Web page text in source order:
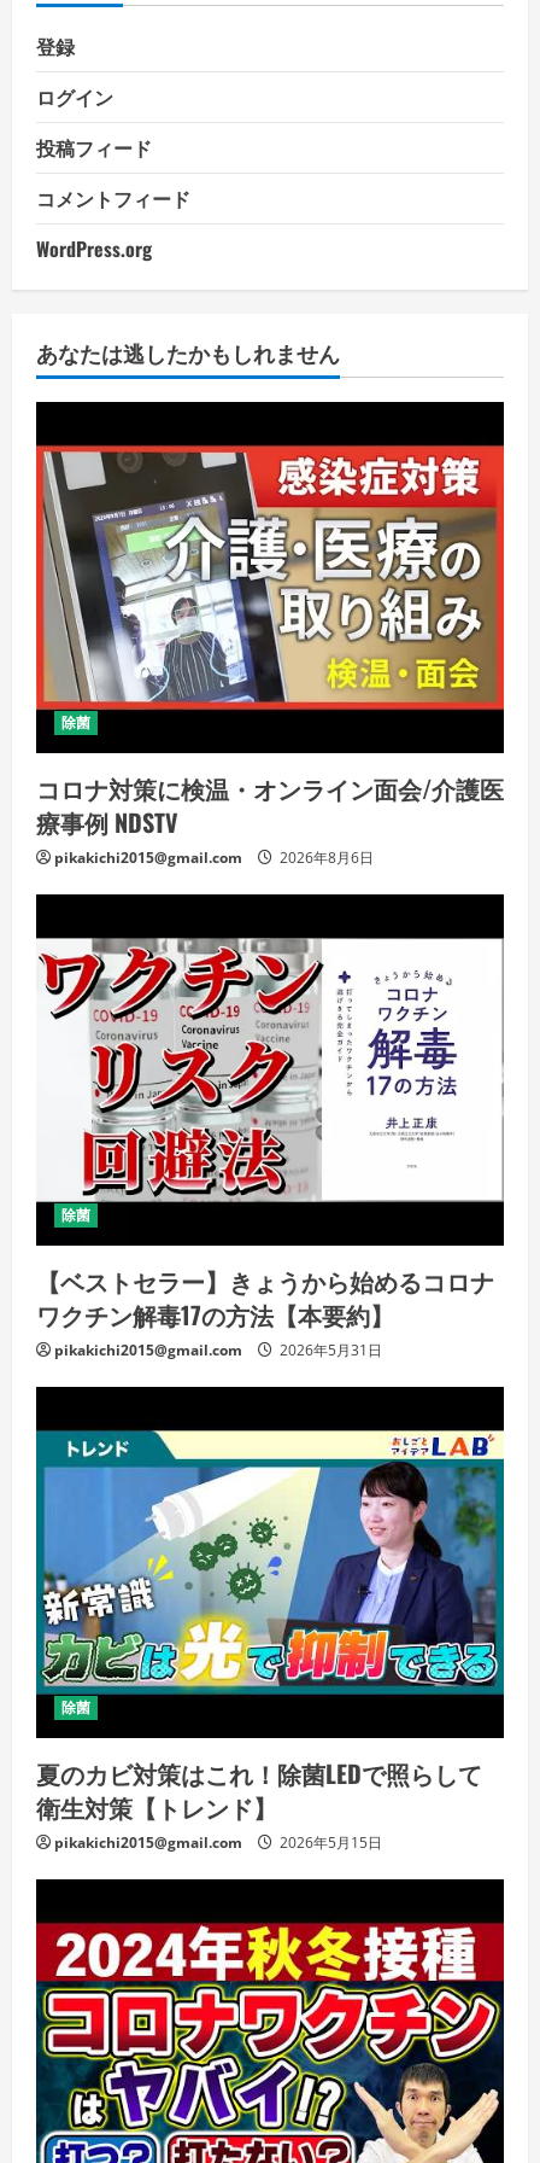
登録
ログイン
投稿フィード
コメントフィード
WordPress.org
あなたは逃したかもしれません
除菌
コロナ対策に検温・オンライン面会/介護医
療事例 NDSTV
pikakichi2015@gmail.com 2026年8月6日
除菌
【ベストセラー】きょうから始めるコロナ
ワクチン解毒17の方法【本要約】
pikakichi2015@gmail.com 2026年5月31日
除菌
夏のカビ対策はこれ！除菌LEDで照らして
衛生対策【トレンド】
pikakichi2015@gmail.com 2026年5月15日